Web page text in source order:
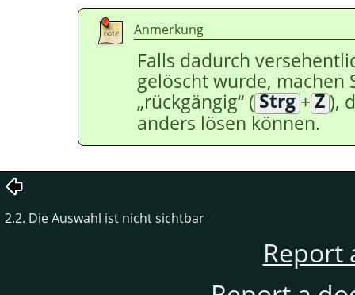
Anmerkung
Falls dadurch
gelöscht wurde, machen
„rückgängig“ ( Strg+ Z ),
anders lösen können.
2.2. Die Auswahl ist nicht sichtbar
Report